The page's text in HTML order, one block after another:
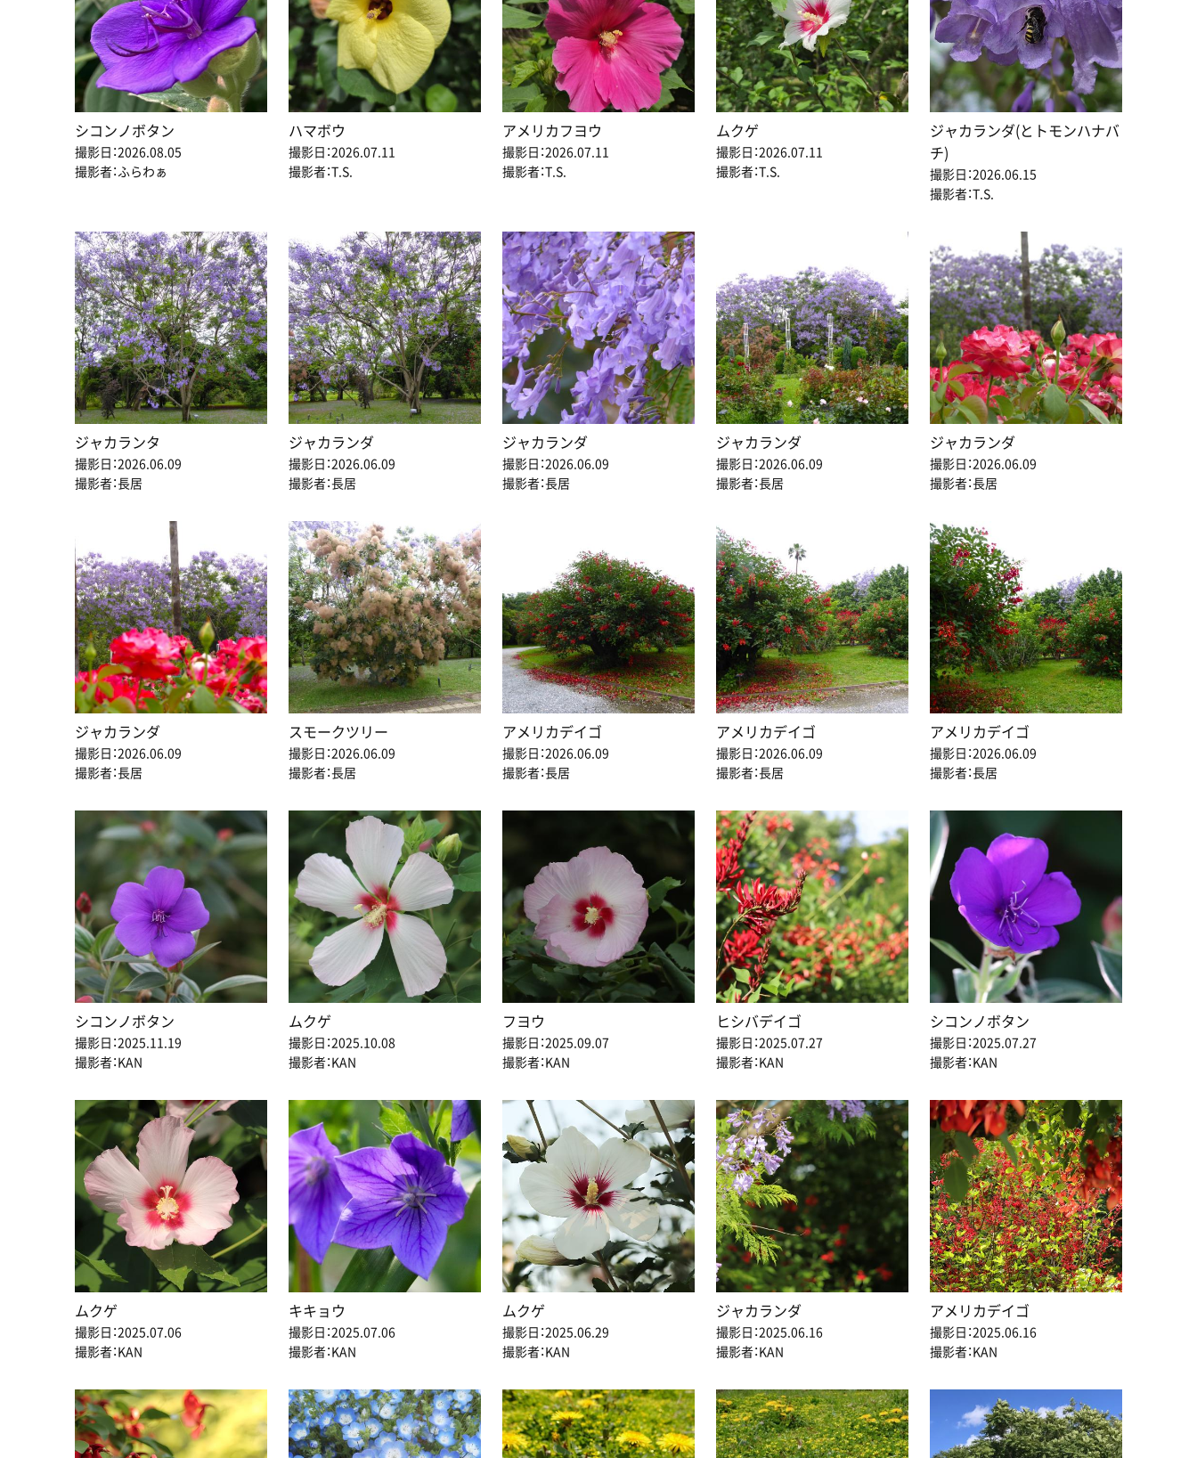
シコンノボタン
撮影日：2026.08.05
撮影者：ふらわぁ
ハマボウ
撮影日：2026.07.11
撮影者：T.S.
アメリカフヨウ
撮影日：2026.07.11
撮影者：T.S.
ムクゲ
撮影日：2026.07.11
撮影者：T.S.
ジャカランダ(とトモンハナバ
チ)
撮影日：2026.06.15
撮影者：T.S.
ジャカランタ
撮影日：2026.06.09
撮影者：長居
ジャカランダ
撮影日：2026.06.09
撮影者：長居
ジャカランダ
撮影日：2026.06.09
撮影者：長居
ジャカランダ
撮影日：2026.06.09
撮影者：長居
ジャカランダ
撮影日：2026.06.09
撮影者：長居
ジャカランダ
撮影日：2026.06.09
撮影者：長居
スモークツリー
撮影日：2026.06.09
撮影者：長居
アメリカデイゴ
撮影日：2026.06.09
撮影者：長居
アメリカデイゴ
撮影日：2026.06.09
撮影者：長居
アメリカデイゴ
撮影日：2026.06.09
撮影者：長居
シコンノボタン
撮影日：2025.11.19
撮影者：KAN
ムクゲ
撮影日：2025.10.08
撮影者：KAN
フヨウ
撮影日：2025.09.07
撮影者：KAN
ヒシバデイゴ
撮影日：2025.07.27
撮影者：KAN
シコンノボタン
撮影日：2025.07.27
撮影者：KAN
ムクゲ
撮影日：2025.07.06
撮影者：KAN
キキョウ
撮影日：2025.07.06
撮影者：KAN
ムクゲ
撮影日：2025.06.29
撮影者：KAN
ジャカランダ
撮影日：2025.06.16
撮影者：KAN
アメリカデイゴ
撮影日：2025.06.16
撮影者：KAN